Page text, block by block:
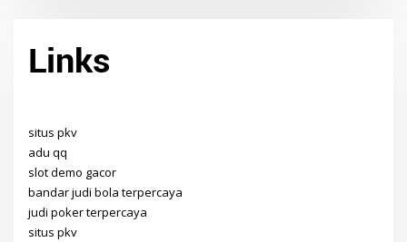
Links
situs pkv
adu qq
slot demo gacor
bandar judi bola terpercaya
judi poker terpercaya
situs pkv